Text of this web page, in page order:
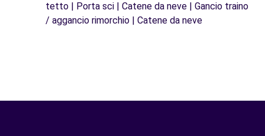
tetto | Porta sci | Catene da neve | Gancio traino
/ aggancio rimorchio | Catene da neve